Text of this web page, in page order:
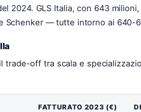
2024. GLS Italia, con 643
Schenker — tutte intorno ai 640-
trade-off tra scala e
FATTURATO 2023 (€)